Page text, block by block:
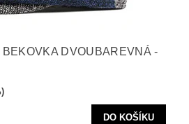
DVOUBAREVNÁ -